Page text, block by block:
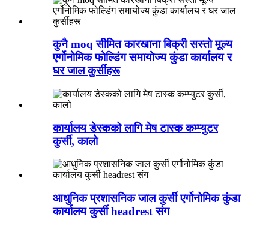
कुनै moq सीमित कारखाना बिक्री सस्तो मूल्य
एर्गोनोमिक फोल्डिंग समायोज्य कुंडा कार्यालय र
घर जाल कुर्सीहरू
कार्यालय डेस्कको लागि मेष टास्क कम्प्युटर
कुर्सी, कालो
आधुनिक प्रशासनिक जाल कुर्सी एर्गोनोमिक कुंडा
कार्यालय कुर्सी headrest संग